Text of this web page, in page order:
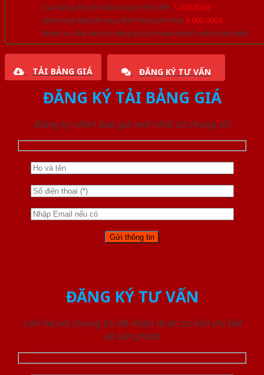
Quà tặng đồ nội thất trang trí lên đến 1.000.000đ
Giảm trực tiếp khi mua đơn hàng lớn hơn 3.000.000đ
Nhiều ưu đãi lớn khi đăng ký tài khoản thành viên thân thiết
TẢI BẢNG GIÁ ĐĂNG KÝ TƯ VẤN
ĐĂNG KÝ TẢI BẢNG GIÁ
Đăng ký nhận báo giá mới nhất từ chúng tôi
ĐĂNG KÝ TƯ VẤN
Liên hệ với chúng tôi để nhận được tư vấn chi tiết
về sản phẩm